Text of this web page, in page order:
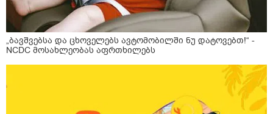
„ბავშვებსა და ცხოველებს ავტომობილში ნუ დატოვებთ!“ -
NCDC მოსახლეობას აფრთხილებს